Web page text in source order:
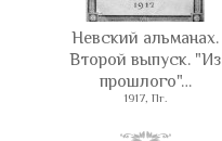
Невский альманах.
Второй выпуск. "Из
прошлого"…
1917, Пг.